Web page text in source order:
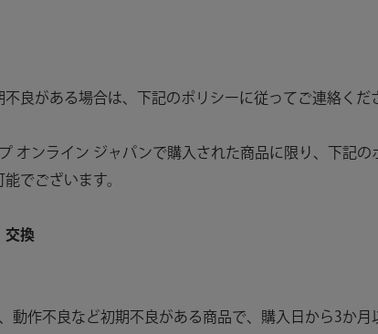
良がある場合は、下記のポリシーに従ってご連絡く
オンライン ジャパンで購入された商品に限り、下記
でございます。
交換
動作不良など初期不良がある商品で、購入日から3か月